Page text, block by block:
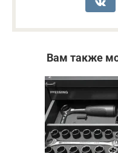
Вам также